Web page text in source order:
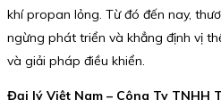
khí propan lỏng. Từ đó đến nay,
ngừng phát triển và khẳng định vị
và giải pháp điều khiển.
Đại lý Việt Nam – Công Ty TNHH